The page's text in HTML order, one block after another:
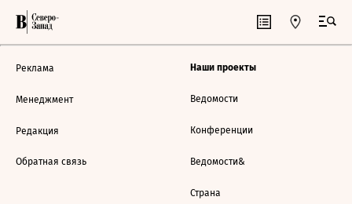
Реклама
Менеджмент
Редакция
Обратная связь
Наши проекты
Ведомости
Конференции
Ведомости&
Страна